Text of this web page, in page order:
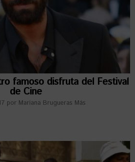
famoso disfruta del Festival
de Cine
por Mariana Brugueras Más